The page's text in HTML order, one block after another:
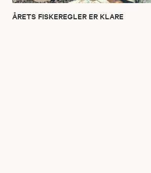
ÅRETS FISKEREGLER ER KLARE